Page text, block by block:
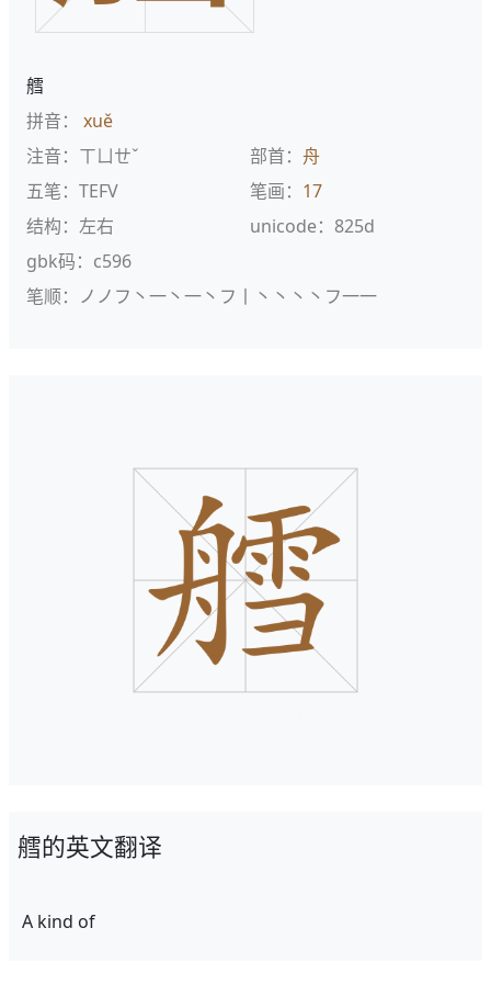
艝
拼音： xuě
注音：ㄒㄩㄝˇ
部首： 舟
五笔：TEFV
笔画： 17
结构：左右
unicode：825d
gbk码：c596
笔顺：ノノフ丶一丶一丶フ丨丶丶丶丶フ一一
艝的英文翻译
A kind of